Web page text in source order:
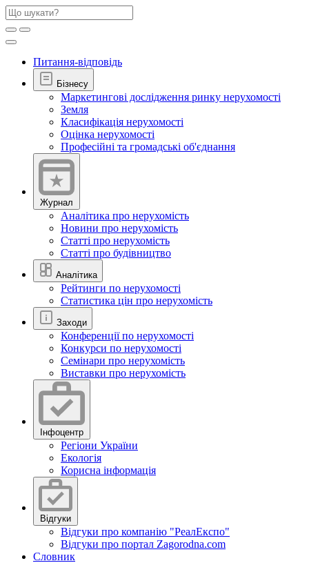
Питання-відповідь
Бізнесу
Маркетингові дослідження ринку нерухомості
Земля
Класифікація нерухомості
Оцінка нерухомості
Професійні та громадські об'єднання
Журнал
Аналітика про нерухомість
Новини про нерухомість
Статті про нерухомість
Статті про будівництво
Аналітика
Рейтинги по нерухомості
Статистика цін про нерухомість
Заходи
Конференції по нерухомості
Конкурси по нерухомості
Семінари про нерухомість
Виставки про нерухомість
Інфоцентр
Регіони України
Екологія
Корисна інформація
Відгуки
Відгуки про компанію "РеалЕкспо"
Відгуки про портал Zagorodna.com
Словник